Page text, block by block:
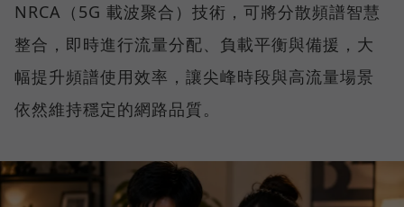
NRCA（5G 載波聚合）技術，可將分散頻譜智慧
整合，即時進行流量分配、負載平衡與備援，大
幅提升頻譜使用效率，讓尖峰時段與高流量場景
依然維持穩定的網路品質。